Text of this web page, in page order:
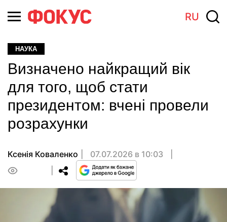
RU
НАУКА
Визначено найкращий вік
для того, щоб стати
президентом: вчені провели
розрахунки
Ксенія Коваленко
07.07.2026 в 10:03